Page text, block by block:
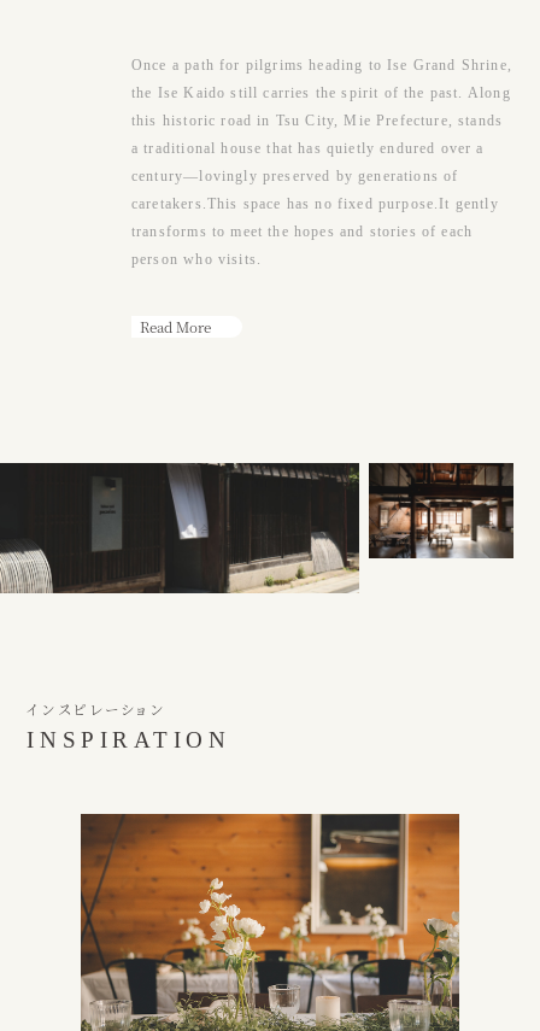
（カフェ）月〜土・祝日 ： 9：00〜17：00
※日曜または17時以降、ウェディング貸切
Once a path for pilgrims heading to Ise Grand Shrine,
the Ise Kaido still carries the spirit of the past. Along
this historic road in Tsu City, Mie Prefecture, stands
a traditional house that has quietly endured over a
century—lovingly preserved by generations of
caretakers.This space has no fixed purpose.It gently
transforms to meet the hopes and stories of each
person who visits.
Read More
インスピレーション
INSPIRATION